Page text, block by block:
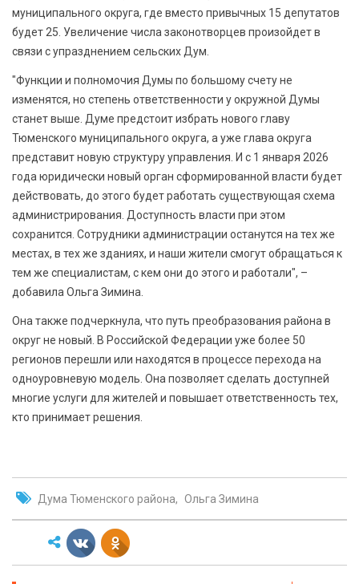
муниципального округа, где вместо привычных 15 депутатов
будет 25. Увеличение числа законотворцев произойдет в
связи с упразднением сельских Дум.
"Функции и полномочия Думы по большому счету не
изменятся, но степень ответственности у окружной Думы
станет выше. Думе предстоит избрать нового главу
Тюменского муниципального округа, а уже глава округа
представит новую структуру управления. И с 1 января 2026
года юридически новый орган сформированной власти будет
действовать, до этого будет работать существующая схема
администрирования. Доступность власти при этом
сохранится. Сотрудники администрации останутся на тех же
местах, в тех же зданиях, и наши жители смогут обращаться к
тем же специалистам, с кем они до этого и работали", –
добавила Ольга Зимина.
Она также подчеркнула, что путь преобразования района в
округ не новый. В Российской Федерации уже более 50
регионов перешли или находятся в процессе перехода на
одноуровневую модель. Она позволяет сделать доступней
многие услуги для жителей и повышает ответственность тех,
кто принимает решения.
Дума Тюменского района Ольга Зимина